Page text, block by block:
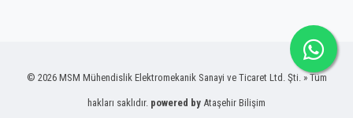
© 2026 MSM Mühendislik Elektromekanik Sanayi ve Ticaret Ltd. Şti. » Tüm
hakları saklıdır. powered by Ataşehir Bilişim